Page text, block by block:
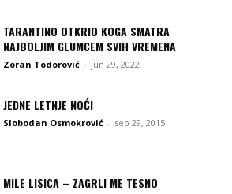
TARANTINO OTKRIO KOGA SMATRA
NAJBOLJIM GLUMCEM SVIH VREMENA
Zoran Todorović - jun 29, 2022
JEDNE LETNJE NOĆI
Slobodan Osmokrović - sep 29, 2015
MILE LISICA – ZAGRLI ME TESNO